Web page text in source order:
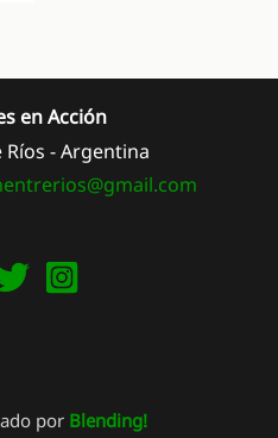
en Acción
Ríos - Argentina
gmail.com
por Blending!